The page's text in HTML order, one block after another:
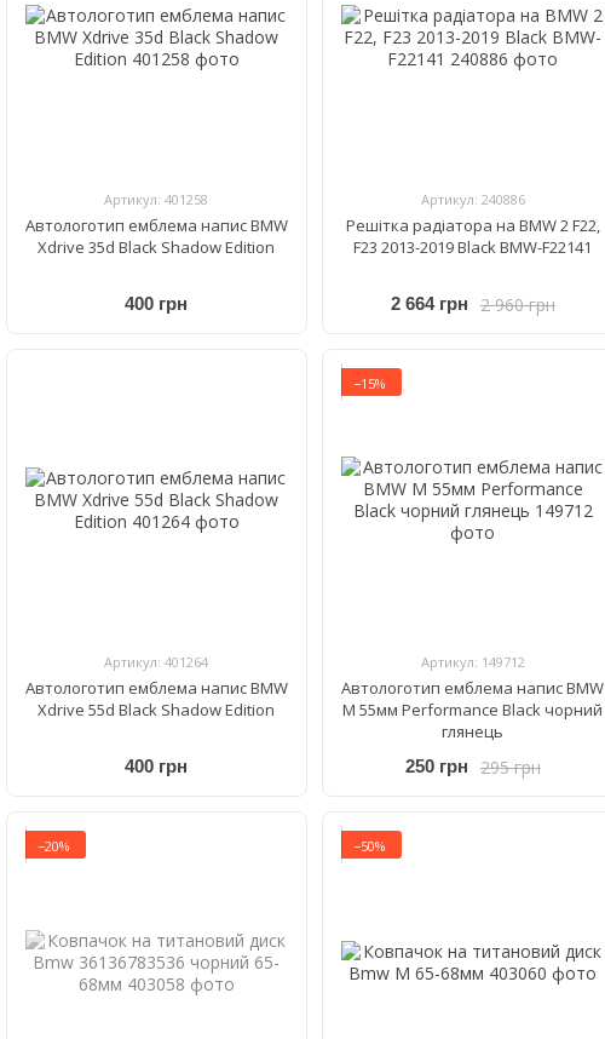
Артикул: 401258
Автологотип емблема напис BMW
Xdrive 35d Black Shadow Edition
400 грн
Артикул: 240886
Решітка радіатора на BMW 2 F22,
F23 2013-2019 Black BMW-F22141
2 960 грн
2 664 грн
Артикул: 401264
Автологотип емблема напис BMW
Xdrive 55d Black Shadow Edition
400 грн
−15%
Артикул: 149712
Автологотип емблема напис BMW
M 55мм Performance Black чорний
глянець
295 грн
250 грн
−20% −50%